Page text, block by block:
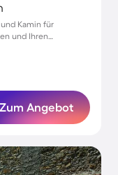
Kamin für
und Ihren
Zum Angebot